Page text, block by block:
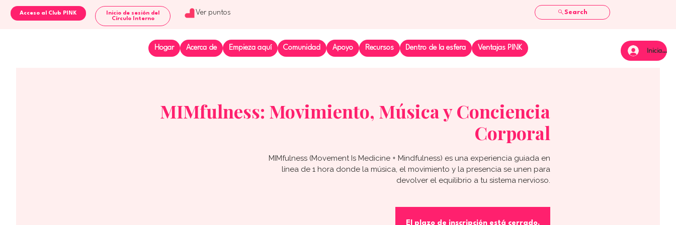
Hogar Acerca de Empieza aquí Comunidad Apoyo Recursos Dentro de la esfera Ventajas PINK Iniciar
Search
Inicio de sesión del
Círculo Interno
Ver puntos
MIMfulness: Movimiento, Música y Conciencia
Corporal
MIMfulness (Movement Is Medicine + Mindfulness) es una experiencia guiada en
línea de 1 hora donde la música, el movimiento y la presencia se unen para
devolver el equilibrio a tu sistema nervioso.
El plazo de inscripción está cerrado.